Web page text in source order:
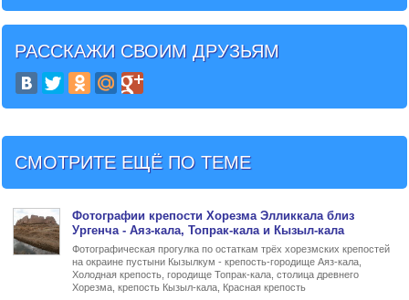
РАССКАЖИ СВОИМ ДРУЗЬЯМ
СМОТРИТЕ ЕЩЁ ПО ТЕМЕ
Фотографии крепости Хорезма Элликкалаблиз
Ургенча - Аяз-кала, Топрак-кала и Кызыл-кала
Фотографическая прогулка по остаткам трёх хорезмских крепостей
на окраине пустыни Кызылкум - крепость-городище Аяз-кала,
Холодная крепость, городище Топрак-кала, столица древнего
Хорезма, крепость Кызыл-кала, Красная крепость